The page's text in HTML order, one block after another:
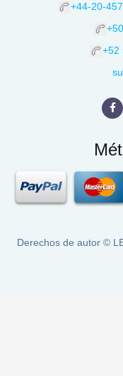
+44-20-
+52
Derechos de autor ©